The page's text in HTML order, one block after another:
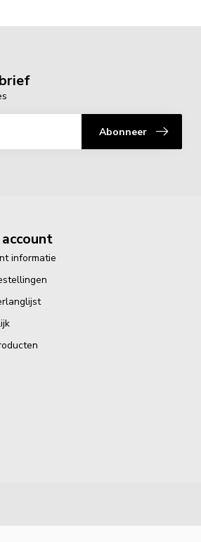
Abonneer
informatie